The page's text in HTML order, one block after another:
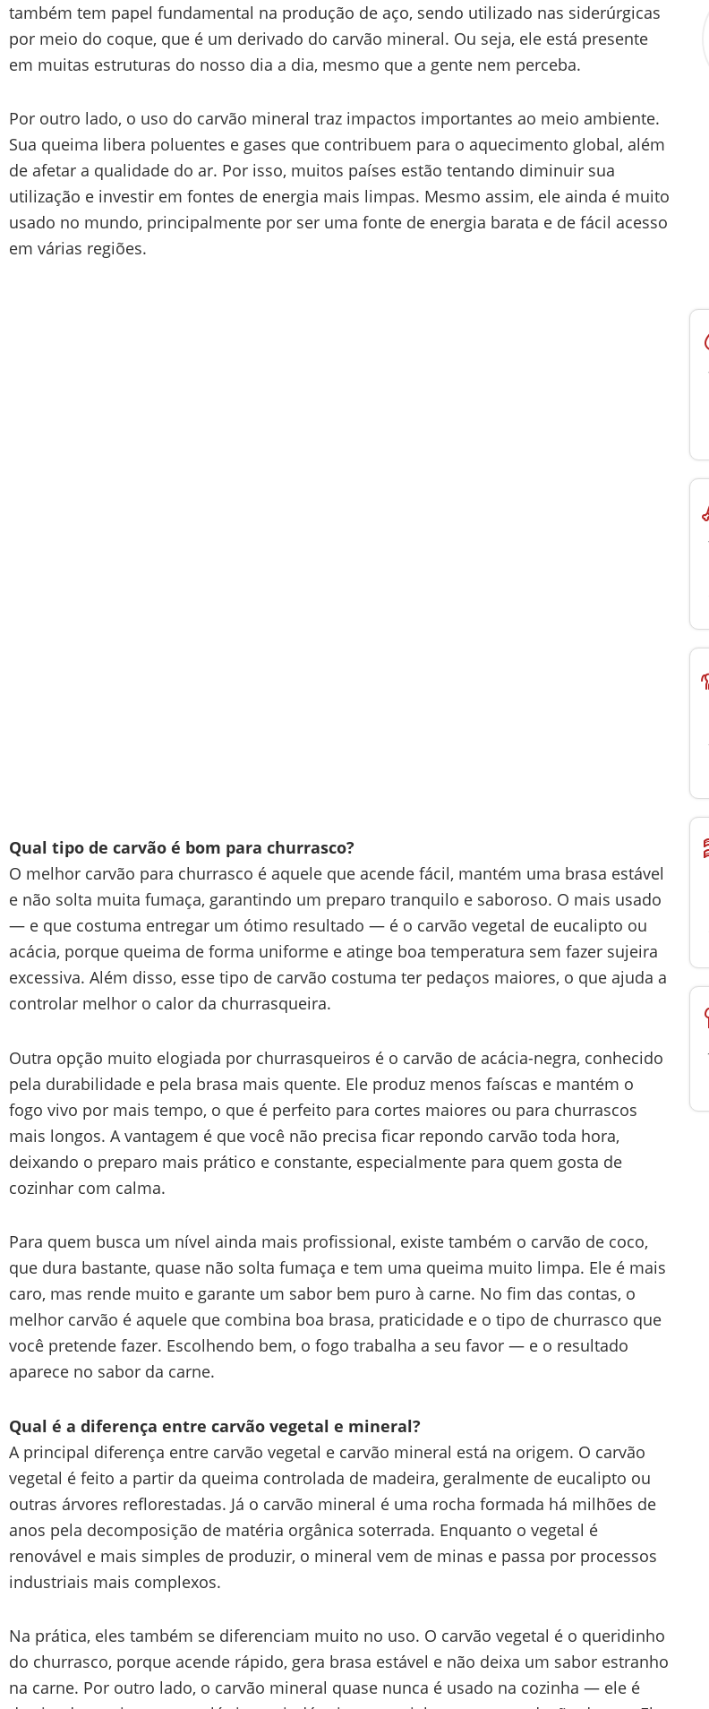
também tem papel fundamental na produção de aço, sendo utilizado nas siderúrgicas
por meio do coque, que é um derivado do carvão mineral. Ou seja, ele está presente
em muitas estruturas do nosso dia a dia, mesmo que a gente nem perceba.
Por outro lado, o uso do carvão mineral traz impactos importantes ao meio ambiente.
Sua queima libera poluentes e gases que contribuem para o aquecimento global, além
de afetar a qualidade do ar. Por isso, muitos países estão tentando diminuir sua
utilização e investir em fontes de energia mais limpas. Mesmo assim, ele ainda é muito
usado no mundo, principalmente por ser uma fonte de energia barata e de fácil acesso
em várias regiões.
Qual tipo de carvão é bom para churrasco?
O melhor carvão para churrasco é aquele que acende fácil, mantém uma brasa estável
e não solta muita fumaça, garantindo um preparo tranquilo e saboroso. O mais usado
— e que costuma entregar um ótimo resultado — é o carvão vegetal de eucalipto ou
acácia, porque queima de forma uniforme e atinge boa temperatura sem fazer sujeira
excessiva. Além disso, esse tipo de carvão costuma ter pedaços maiores, o que ajuda a
controlar melhor o calor da churrasqueira.
Outra opção muito elogiada por churrasqueiros é o carvão de acácia-negra, conhecido
pela durabilidade e pela brasa mais quente. Ele produz menos faíscas e mantém o
fogo vivo por mais tempo, o que é perfeito para cortes maiores ou para churrascos
mais longos. A vantagem é que você não precisa ficar repondo carvão toda hora,
deixando o preparo mais prático e constante, especialmente para quem gosta de
cozinhar com calma.
Para quem busca um nível ainda mais profissional, existe também o carvão de coco,
que dura bastante, quase não solta fumaça e tem uma queima muito limpa. Ele é mais
caro, mas rende muito e garante um sabor bem puro à carne. No fim das contas, o
melhor carvão é aquele que combina boa brasa, praticidade e o tipo de churrasco que
você pretende fazer. Escolhendo bem, o fogo trabalha a seu favor — e o resultado
aparece no sabor da carne.
Qual é a diferença entre carvão vegetal e mineral?
A principal diferença entre carvão vegetal e carvão mineral está na origem. O carvão
vegetal é feito a partir da queima controlada de madeira, geralmente de eucalipto ou
outras árvores reflorestadas. Já o carvão mineral é uma rocha formada há milhões de
anos pela decomposição de matéria orgânica soterrada. Enquanto o vegetal é
renovável e mais simples de produzir, o mineral vem de minas e passa por processos
industriais mais complexos.
Na prática, eles também se diferenciam muito no uso. O carvão vegetal é o queridinho
do churrasco, porque acende rápido, gera brasa estável e não deixa um sabor estranho
na carne. Por outro lado, o carvão mineral quase nunca é usado na cozinha — ele é